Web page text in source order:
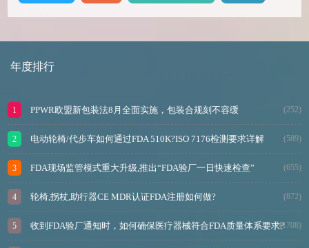
年度排行
PPWR欧盟新包装法8月全面实施，包装合规刻不容缓 (252)
电动轮椅/代步车如何通过FDA 510K?ISO 7176检测要求详解 (589)
FDA现场监管模式重大升级,推出“FDA验厂一日快速检查” (655)
轮椅,拐杖,助行器CE MDR认证FDA注册如何做? (872)
收到FDA验厂通知时，如何确保医疗器械符合FDA质量体系要求?(1708)